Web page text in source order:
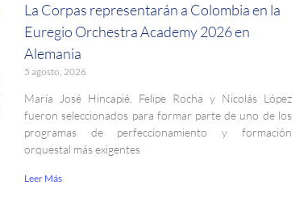
La Corpas representarán a Colombia en la
Euregio Orchestra Academy 2026 en
Alemania
5 agosto, 2026
María José Hincapié, Felipe Rocha y Nicolás López
fueron seleccionados para formar parte de uno de los
programas de perfeccionamiento y formación
orquestal más exigentes
Leer Más